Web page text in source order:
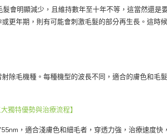
會明顯減少，且維持數年至十年不等，這當然還是
更年期，則有可能會刺激毛髮的部分再生長。這時
除毛機種。每種機型的波長不同，適合的膚色和毛
獨特優勢與治療流程】
，適合淺膚色和細毛者，穿透力強，治療速度快